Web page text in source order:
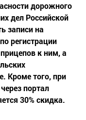
дорожного
дел Российской
записи на
регистрации
к ним, а
Кроме того, при
портал
30% скидка.